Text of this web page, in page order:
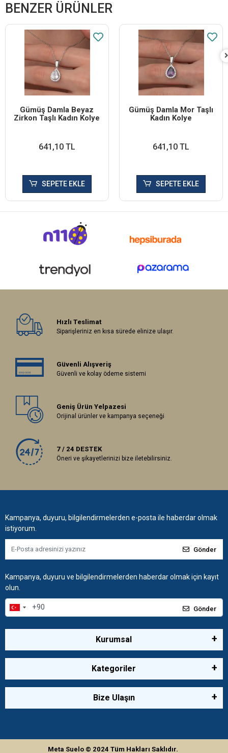
BENZER ÜRÜNLER
Gümüş Damla Beyaz
Zirkon Taşlı Kadın Kolye
641,10 TL
SEPETE EKLE
Gümüş Damla Mor Taşlı
Kadın Kolye
641,10 TL
SEPETE EKLE
Hızlı Teslimat
Siparişleriniz en kısa sürede elinize ulaşır.
Güvenli Alışveriş
Güvenli ve kolay ödeme sistemi
Geniş Ürün Yelpazesi
Orijinal ürünler ve kampanya seçeneği
7 / 24 DESTEK
Öneri ve şikayetlerinizi bize iletebilirsiniz.
Kampanya, duyuru, bilgilendirmelerden e-posta ile haberdar olmak
istiyorum.
Gönder
Kampanya, duyuru ve bilgilendirmelerden haberdar olmak için kayıt
olun.
Gönder
Kurumsal
Kategoriler
Bize Ulaşın
Meta Suelo © 2024Tüm Hakları Saklıdır.